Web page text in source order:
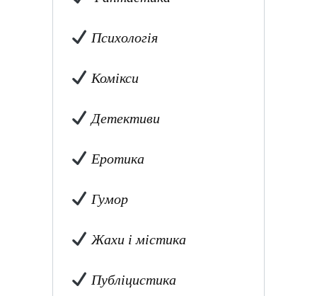
Психологія
Комікси
Детективи
Еротика
Гумор
Жахи і містика
Публіцистика